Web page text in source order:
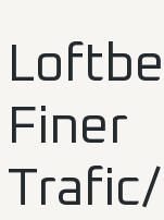
Finer